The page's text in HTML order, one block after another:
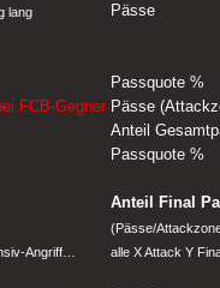
lang Pässe
Passquote %
FCB-Gegner Pässe
Anteil
Passquote %
Anteil Final
(Pässe/
Angriff…
alle X Attack Y